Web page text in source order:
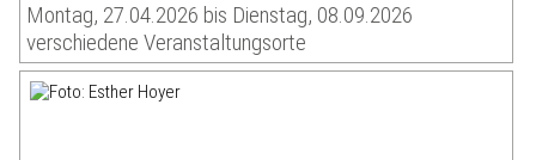
Montag, 27.04.2026 bis Dienstag, 08.09.2026
verschiedene Veranstaltungsorte